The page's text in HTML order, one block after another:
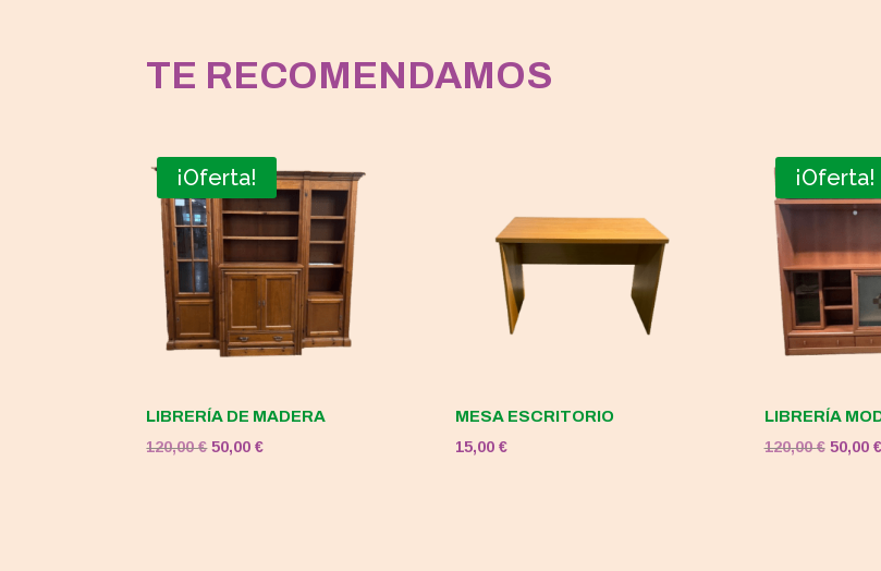
TE RECOMENDAMOS
¡Oferta!
LIBRERÍA DE MADERA
120,00€ El
50,00€El
MESA ESCRITORIO
15,00 €
¡Oferta!
LIBRERÍA
120,00€ El
50,00 €